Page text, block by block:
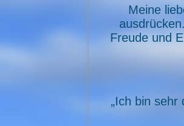
Meine
Freude und
„Ich bin sehr